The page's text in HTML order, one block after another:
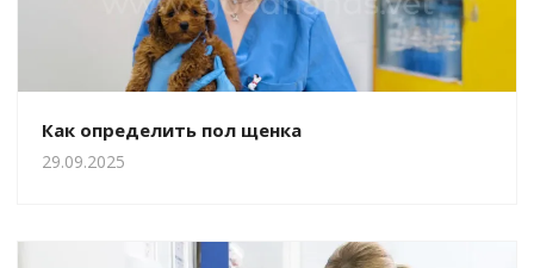
Как определить пол щенка
29.09.2025